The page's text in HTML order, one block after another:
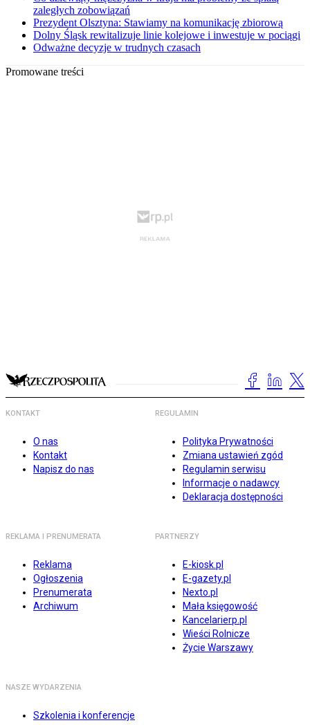
zaległych zobowiązań
Prezydent Olsztyna: Stawiamy na komunikację zbiorową
Dolny Śląsk rewitalizuje linie kolejowe i inwestuje w pociągi
Odważne decyzje w trudnych czasach
Promowane treści
KONTAKT
O nas
Kontakt
Napisz do nas
REGULAMIN
Polityka Prywatności
Zmiana ustawień zgód
Regulamin serwisu
Informacje o nadawcy
Deklaracja dostępności
REKLAMA I PRENUMERATA
Reklama
Ogłoszenia
Prenumerata
Archiwum
PARTNERZY
E-kiosk.pl
E-gazety.pl
Nexto.pl
Mała księgowość
Kancelarierp.pl
Wieści Rolnicze
Życie Warszawy
NASZE WYDARZENIA
Szkolenia i konferencje